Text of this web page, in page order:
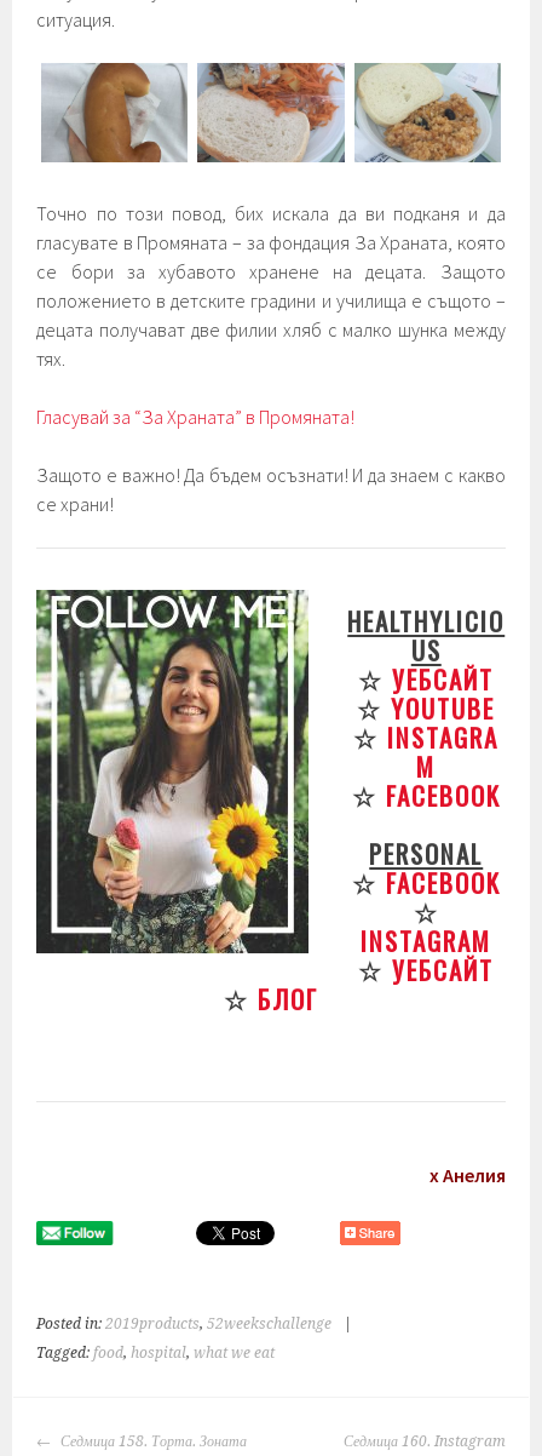
ситуация.
Точно по този повод, бих искала да ви подканя и да
гласувате в Промяната – за фондация За Храната, която
се бори за хубавото хранене на децата. Защото
положението в детските градини и училища е същото –
децата получават две филии хляб с малко шунка между
тях.
Гласувай за “За Храната” в Промяната!
Защото е важно! Да бъдем осъзнати! И да знаем с какво
се храни!
HEALTHYLICIO
US
☆УЕБСАЙТ
☆YOUTUBE
☆ INSTAGRA
M
☆ FACEBOOK
PERSONAL
☆FACEBOOK
☆
INSTAGRAM
☆УЕБСАЙТ
☆ БЛОГ
х Анелия
Posted in:2019products,52weekschallenge
Tagged:food,hospital,what we eat
POST
Седмица 158. Торта. Зоната Седмица 160. Instagram